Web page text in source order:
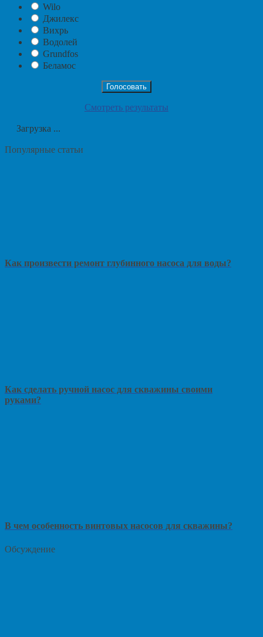
Wilo
Джилекс
Вихрь
Водолей
Grundfos
Беламос
Смотреть результаты
Загрузка ...
Популярные статьи
Как произвести ремонт глубинного насоса для воды?
Как сделать ручной насос для скважины своими
руками?
В чем особенность винтовых насосов для скважины?
Обсуждение